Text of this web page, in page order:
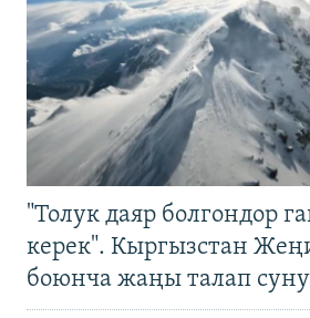
"Толук даяр болгондор
керек". Кыргызстан
боюнча жаңы талап